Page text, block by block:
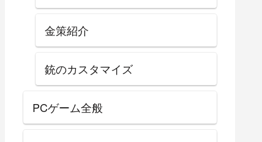
金策紹介
銃のカスタマイズ
PCゲーム全般